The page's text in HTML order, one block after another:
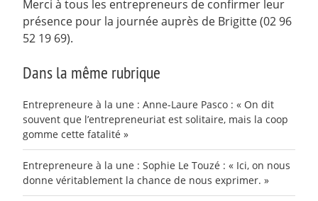
Merci à tous les entrepreneurs de confirmer leur
présence pour la journée auprès de Brigitte (02 96
52 19 69).
Dans la même rubrique
Entrepreneure à la une : Anne-Laure Pasco : « On dit
souvent que l’entrepreneuriat est solitaire, mais la coop
gomme cette fatalité »
Entrepreneure à la une : Sophie Le Touzé : « Ici, on nous
donne véritablement la chance de nous exprimer. »